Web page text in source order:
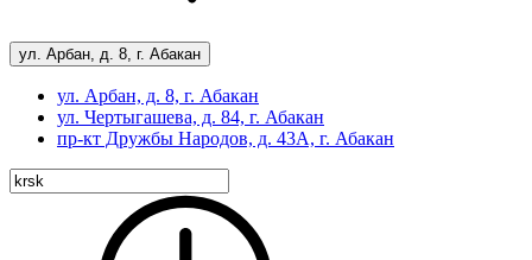
ул. Арбан, д. 8, г. Абакан
ул. Арбан, д. 8, г. Абакан
ул. Чертыгашева, д. 84, г. Абакан
пр-кт Дружбы Народов, д. 43А, г. Абакан